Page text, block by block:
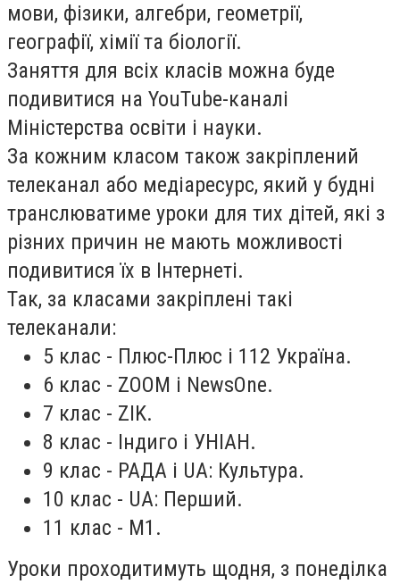
мови, фізики, алгебри, геометрії,
географії, хімії та біології.
Заняття для всіх класів можна буде
подивитися на YouTube-каналі
Міністерства освіти і науки.
За кожним класом також закріплений
телеканал або медіаресурс, який у будні
транслюватиме уроки для тих дітей, які з
різних причин не мають можливості
подивитися їх в Інтернеті.
Так, за класами закріплені такі
телеканали:
5 клас - Плюс-Плюс і 112 Україна.
6 клас - ZOOM і NewsOne.
7 клас - ZIK.
8 клас - Індиго і УНІАН.
9 клас - РАДА і UA: Культура.
10 клас - UA: Перший.
11 клас - М1.
Уроки проходитимуть щодня, з понеділка